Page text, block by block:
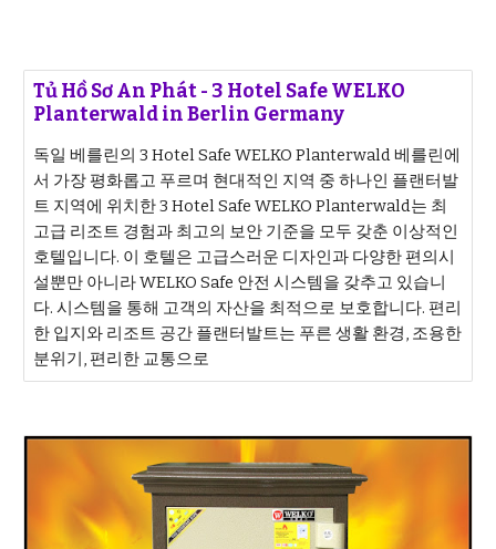
Tủ Hồ Sơ An Phát - 3 Hotel Safe WELKO
Planterwald in Berlin Germany
독일 베를린의 3 Hotel Safe WELKO Planterwald 베를린에
서 가장 평화롭고 푸르며 현대적인 지역 중 하나인 플랜터발
트 지역에 위치한 3 Hotel Safe WELKO Planterwald는 최
고급 리조트 경험과 최고의 보안 기준을 모두 갖춘 이상적인
호텔입니다. 이 호텔은 고급스러운 디자인과 다양한 편의시
설뿐만 아니라 WELKO Safe 안전 시스템을 갖추고 있습니
다. 시스템을 통해 고객의 자산을 최적으로 보호합니다. 편리
한 입지와 리조트 공간 플랜터발트는 푸른 생활 환경, 조용한
분위기, 편리한 교통으로